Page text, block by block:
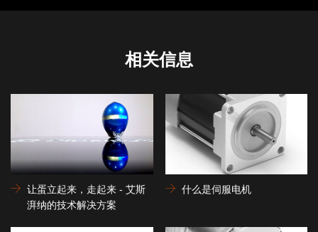
相关信息
让蛋立起来，走起来 - 艾斯
湃纳的技术解决方案
什么是伺服电机